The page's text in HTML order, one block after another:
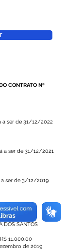
CONTRATO Nº
a ser de 31/12/2022
a ser de 31/12/2021
a ser de 3/12/2019
DOS SANTOS
11.000,00
de 2019